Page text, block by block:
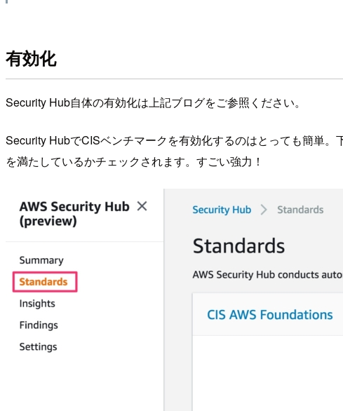
有効化
Security Hub自体の有効化は上記ブログをご参照ください。
Security HubでCISベンチマークを有効化するのはとっても簡単
を満たしているかチェックされます。すごい強力！